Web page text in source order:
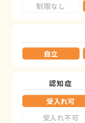
制限なし
自立
認知症
受入れ可
受入れ不可